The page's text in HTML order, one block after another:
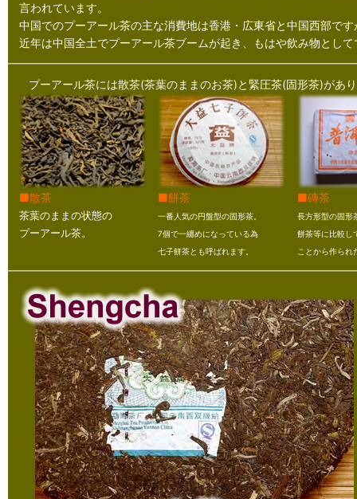
言われています。
中国でのプーアール茶の主な消費地は香港・広東省と中国西部で
近年は中国全土でプーアール茶ブームが起き、もはや飲み物とし
プーアール茶には散茶(茶葉のままのお茶)と緊圧茶(固形茶)があ
■散茶
茶葉のままの状態の
プーアール茶。
■餅茶
一番人気の円盤型の固形茶。
7個で一纏めになっている為
七子餅茶とも呼ばれます。
■磚茶
長方形型の固形
餅茶等に比較し
ことから作られ